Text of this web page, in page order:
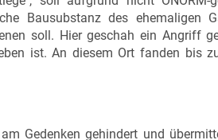
Bausubstanz des ehemaligen
soll. Hier geschah ein Angriff
ist. An diesem Ort fanden bis
Gedenken gehindert und